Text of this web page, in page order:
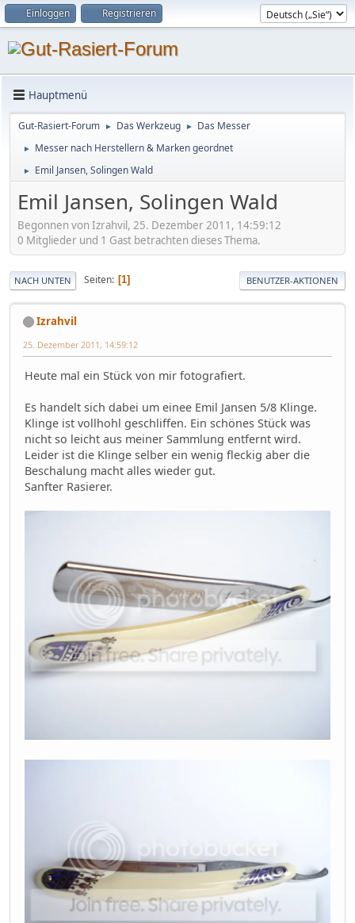
Einloggen Registrieren
Hauptmenü
Gut-Rasiert-Forum ► Das Werkzeug ► Das Messer
► Messer nach Herstellern & Marken geordnet
► Emil Jansen, Solingen Wald
Emil Jansen, Solingen Wald
Begonnen von Izrahvil, 25. Dezember 2011, 14:59:12
0 Mitglieder und 1 Gast betrachten dieses Thema.
NACH UNTEN Seiten 1 BENUTZER-AKTIONEN
Izrahvil
25. Dezember 2011, 14:59:12
Heute mal ein Stück von mir fotografiert.
Es handelt sich dabei um einee Emil Jansen 5/8 Klinge.
Klinge ist vollhohl geschliffen. Ein schönes Stück was
nicht so leicht aus meiner Sammlung entfernt wird.
Leider ist die Klinge selber ein wenig fleckig aber die
Beschalung macht alles wieder gut.
Sanfter Rasierer.